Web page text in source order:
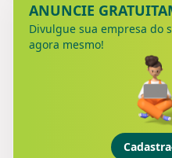
ANUNCIE
Divulgue sua empresa do
agora mesmo!